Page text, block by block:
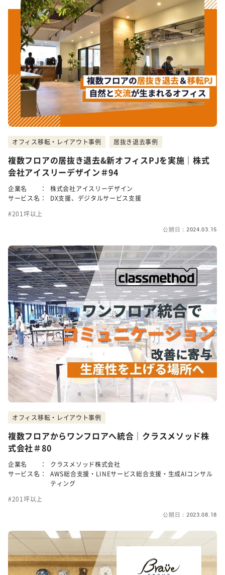
オフィス移転・レイアウト事例 居抜き退去事例
複数フロアの居抜き退去&新オフィスPJを実施｜株式
会社アイスリーデザイン＃94
企業名 ：
株式会社アイスリーデザイン
サービス名：
DX支援、デジタルサービス支援
201坪以上
公開日：2024.03.15
オフィス移転・レイアウト事例
複数フロアからワンフロアへ統合｜クラスメソッド株
式会社＃80
企業名 ：
クラスメソッド株式会社
サービス名：
AWS総合支援・LINEサービス総合支援・生成AIコンサル
ティング
201坪以上
公開日：2023.08.18